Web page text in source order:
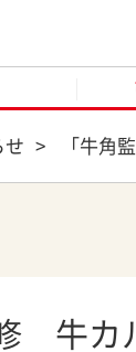
せ > 「牛角
牛カ